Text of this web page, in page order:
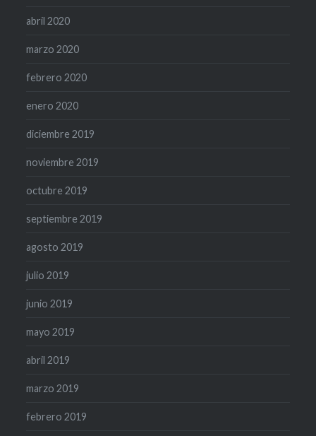
abril 2020
marzo 2020
febrero 2020
enero 2020
diciembre 2019
noviembre 2019
octubre 2019
septiembre 2019
agosto 2019
julio 2019
junio 2019
mayo 2019
abril 2019
marzo 2019
febrero 2019